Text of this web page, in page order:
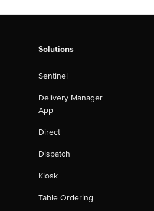
Solutions
Sentinel
Delivery Manager
App
Direct
Dispatch
Kiosk
Table Ordering